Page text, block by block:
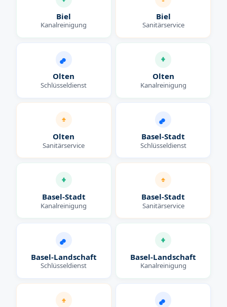
Biel
Kanalreinigung
Biel
Sanitärservice
Olten
Schlüsseldienst
Olten
Kanalreinigung
Olten
Sanitärservice
Basel-Stadt
Schlüsseldienst
Basel-Stadt
Kanalreinigung
Basel-Stadt
Sanitärservice
Basel-Landschaft
Schlüsseldienst
Basel-Landschaft
Kanalreinigung